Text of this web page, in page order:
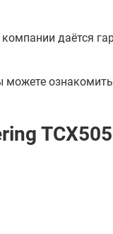
даётся